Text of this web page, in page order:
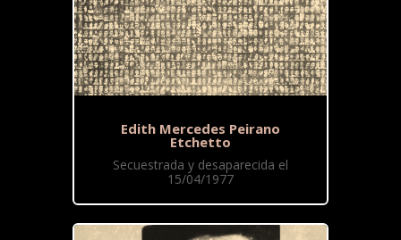
Edith Mercedes Peirano
Etchetto
Secuestrada y desaparecida el
15/04/1977